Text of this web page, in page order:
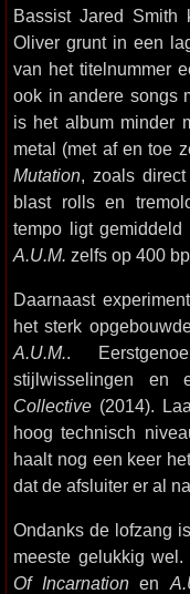
Bassist Jared Smith
Oliver grunt in een
van het titelnummer
ook in andere songs
is het album minder
metal (met af en toe
Mutation, zoals
blast rolls en
tempo ligt
A.U.M. zelfs op 400
Daarnaast
het sterk
A.U.M..
stijlwisselingen en
Collective (2014).
hoog technisch
haalt nog een keer
dat de afsluiter er al
Ondanks de lofzang
meeste gelukkig
Of Incarnationen